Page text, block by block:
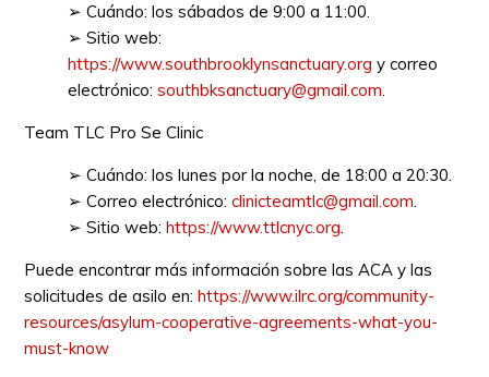
➢ Cuándo: los sábados de 9:00 a 11:00.
➢ Sitio web:
https://www.southbrooklynsanctuary.org y correo
electrónico:southbksanctuary@gmail.com.
Team TLC Pro Se Clinic
➢ Cuándo: los lunes por la noche, de 18:00 a 20:30.
➢ Correo electrónico:clinicteamtlc@gmail.com.
➢ Sitio web:https://www.ttlcnyc.org.
Puede encontrar más información sobre las ACA y las
solicitudes de asilo en:https://www.ilrc.org/community-
resources/asylum-cooperative-agreements-what-you-
must-know